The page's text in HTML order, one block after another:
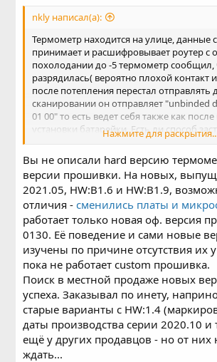
nkly написал(а):
Термометр находится на улице, данные
принимает и расшифровывает роутер с
похолодании до -5 термометр сообщил,
разрядилась( вероятно плохой контакт
после потепления перестал
сканировании он отправляет "unbinded
01 00" то есть ведет себя также как
установки батарейки. Есть ли способ
посылать данные или нужно снова
Как произвести проверку кодов и
без Mi Home?
Нажмите для
Вы не описали hard версию
версии прошивки. На новых,
2021.05, HW:B1.6 и HW:B1.9,
отличия -сменились платы и
работает только новая оф. версия
0130. Её поведение и сами новые
изучены по причине отсутствия их
пока не работает custom прошивка.
Поиск в местной продаже новых
успеха. Заказывал по инету,
старые варианты с HW:1.4
даты производства серии 2020.10 и
ещё у других продавцов - но от них
ждать...